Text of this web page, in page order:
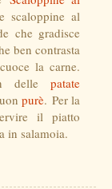
al
che gradisce
ben contrasta
la carne.
delle patate
purè. Per la
il piatto
in salamoia.